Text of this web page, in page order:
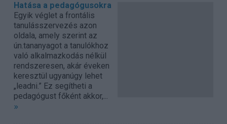
Hatása a pedagógusokra
Egyik véglet a frontális
tanulásszervezés azon
oldala, amely szerint az
ún.tananyagot a tanulókhoz
való alkalmazkodás nélkül
rendszeresen, akár éveken
keresztül ugyanúgy lehet
„leadni.” Ez segítheti a
pedagógust főként akkor,...
»